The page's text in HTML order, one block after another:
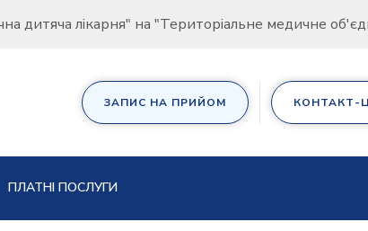
дитяча лікарня" на "Територіальне медичне
ЗАПИС НА ПРИЙОМ КОНТАКТ-
ПЛАТНІ ПОСЛУГИ